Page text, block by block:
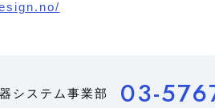
システム事業部 03-